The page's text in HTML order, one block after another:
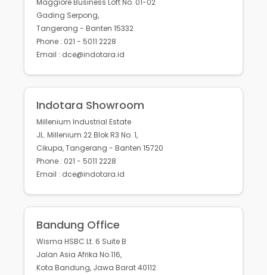
Maggiore Business Loft No. 01-02
Gading Serpong,
Tangerang - Banten 15332
Phone : 021 - 5011 2228
Email : dce@indotara.id
Indotara Showroom
Millenium Industrial Estate
JL. Millenium 22 Blok R3 No. 1,
Cikupa, Tangerang - Banten 15720
Phone : 021 - 5011 2228
Email : dce@indotara.id
Bandung Office
Wisma HSBC Lt. 6 Suite B
Jalan Asia Afrika No.116,
Kota Bandung, Jawa Barat 40112